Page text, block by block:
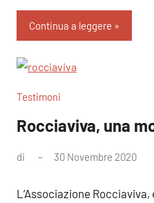
Continua a leggere
Testimoni
Rocciaviva, una
di 30 Novembre 2020
L’Associazione Rocciaviva,